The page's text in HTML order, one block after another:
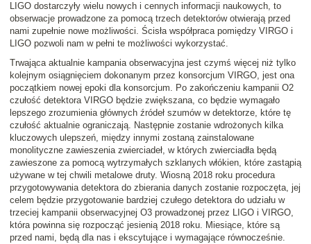
LIGO dostarczyły wielu nowych i cennych informacji naukowych, to
obserwacje prowadzone za pomocą trzech detektorów otwierają przed
nami zupełnie nowe możliwości. Ścisła współpraca pomiędzy VIRGO i
LIGO pozwoli nam w pełni te możliwości wykorzystać.
Trwająca aktualnie kampania obserwacyjna jest czymś więcej niż tylko
kolejnym osiągnięciem dokonanym przez konsorcjum VIRGO, jest ona
początkiem nowej epoki dla konsorcjum. Po zakończeniu kampanii O2
czułość detektora VIRGO będzie zwiększana, co będzie wymagało
lepszego zrozumienia głównych źródeł szumów w detektorze, które tę
czułość aktualnie ograniczają. Następnie zostanie wdrożonych kilka
kluczowych ulepszeń, między innymi zostaną zainstalowane
monolityczne zawieszenia zwierciadeł, w których zwierciadła będą
zawieszone za pomocą wytrzymałych szklanych włókien, które zastąpią
używane w tej chwili metalowe druty. Wiosną 2018 roku procedura
przygotowywania detektora do zbierania danych zostanie rozpoczęta, jej
celem będzie przygotowanie bardziej czułego detektora do udziału w
trzeciej kampanii obserwacyjnej O3 prowadzonej przez LIGO i VIRGO,
która powinna się rozpocząć jesienią 2018 roku. Miesiące, które są
przed nami, będą dla nas i ekscytujące i wymagające równocześnie.